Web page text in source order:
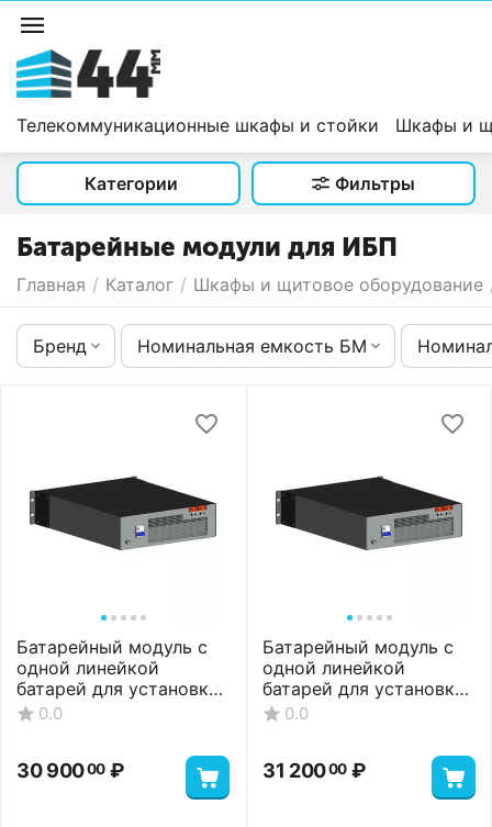
Телекоммуникационные шкафы и стойки Шкафы и
Категории Фильтры
Батарейные модули для ИБП
Главная / Каталог / Шкафы и щитовое оборудование
Бренд Номинальная емкость БМ
Батарейный модуль с
одной линейкой
батарей для установки
6 АКБ, 9 А*ч
0.0
30 90000 ₽
Батарейный модуль с
одной линейкой
батарей для установки
8 АКБ, 7 А*ч
0.0
31 20000 ₽